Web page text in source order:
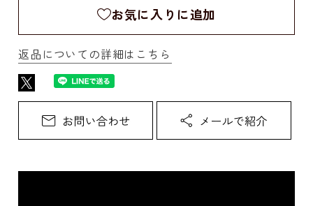
お気に入りに追加
返品についての詳細はこちら